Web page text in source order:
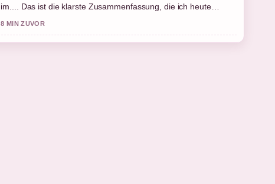
im.... Das ist die klarste Zusammenfassung, die ich heute
8 MIN ZUVOR